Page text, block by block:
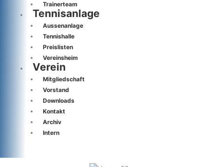
Trainerteam
Tennisanlage
Aussenanlage
Tennishalle
Preislisten
Vereinsheim
Verein
Mitgliedschaft
Vorstand
Downloads
Kontakt
Archiv
Intern